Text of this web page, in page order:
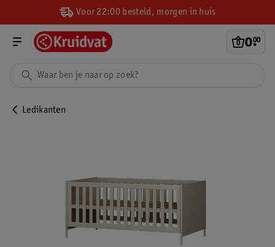
Voor 22:00 besteld, morgen in huis
0.
00
Ledikanten